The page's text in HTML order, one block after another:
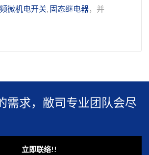
微机电开关, 固态继电器，并
需求，敝司专业团队会尽
立即联络!!